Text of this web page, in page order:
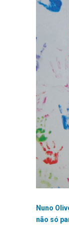
Nuno
não só